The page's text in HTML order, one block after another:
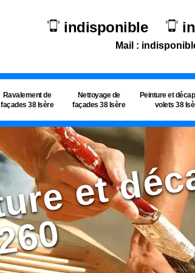
indisponible
Mail :
Ravalement de
façades 38 Isère
Nettoyage de
façades 38 Isère
Peinture et
volets 38